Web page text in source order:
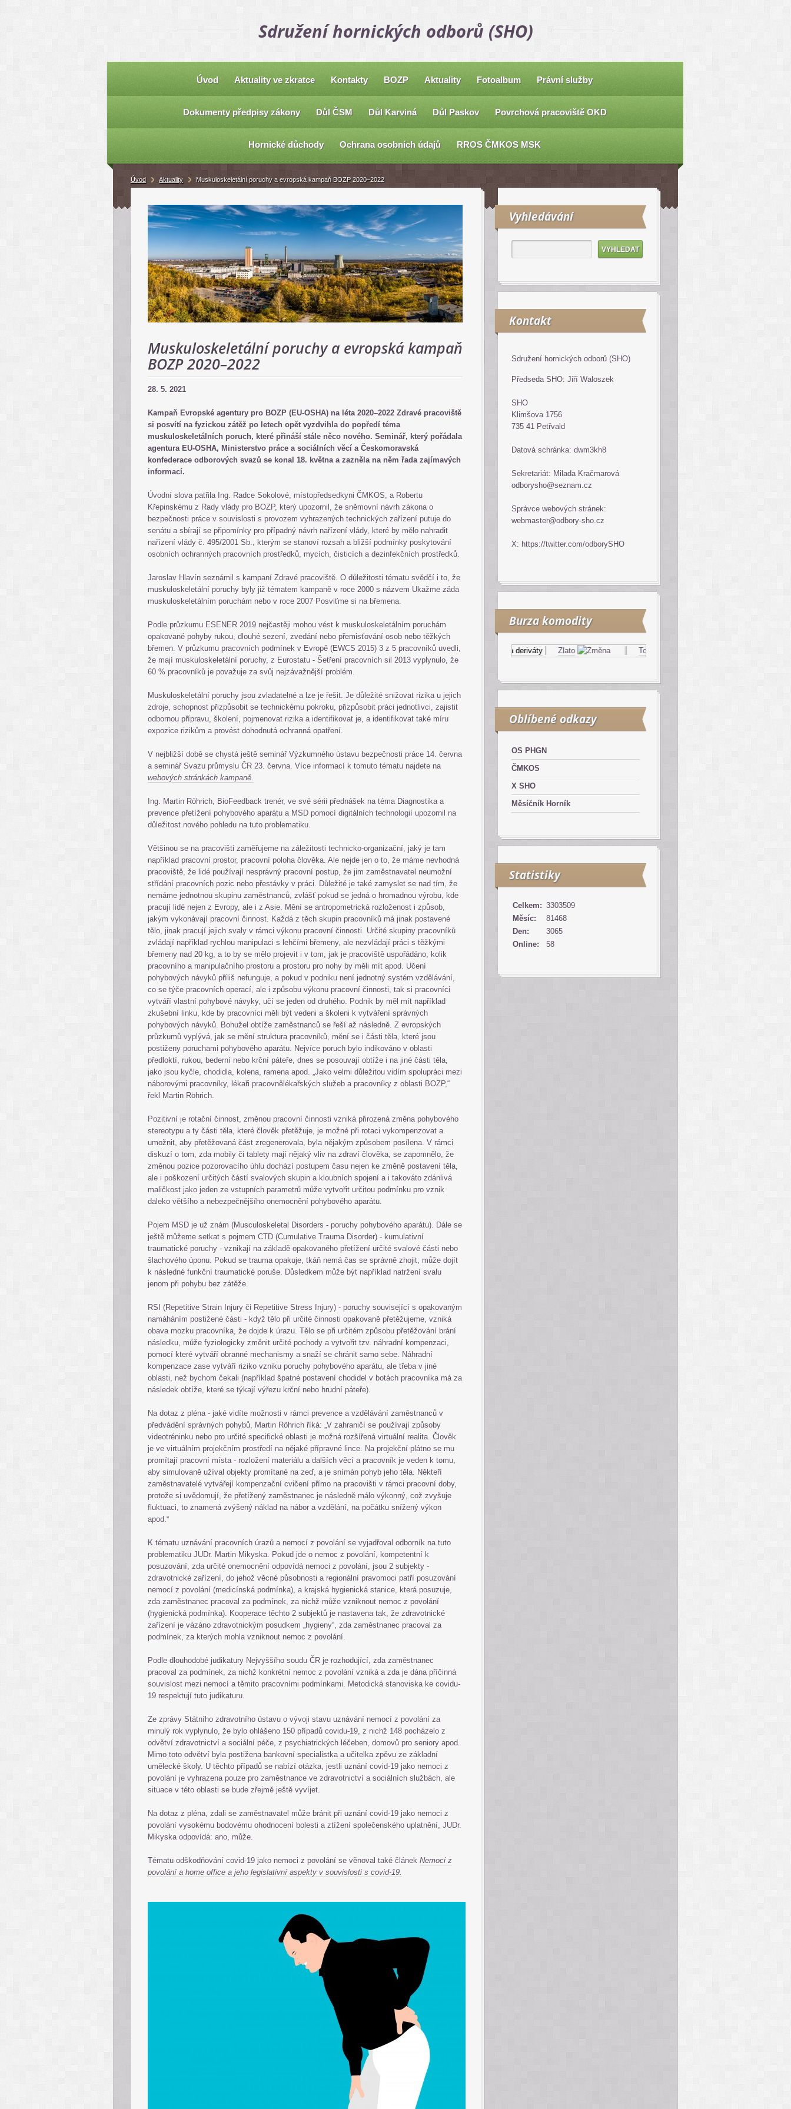
Sdružení hornických odborů (SHO)
Úvod Aktuality ve zkratce Kontakty BOZP Aktuality Fotoalbum Právní služby
Dokumenty předpisy zákony Důl ČSM Důl Karviná Důl Paskov Povrchová pracoviště OKD
Hornické důchody Ochrana osobních údajů RROS ČMKOS MSK
Muskuloskeletální poruchy a evropská kampaň
BOZP 2020–2022
28. 5. 2021
Kampaň Evropské agentury pro BOZP (EU-OSHA) na léta 2020–2022 Zdravé pracoviště
si posvítí na fyzickou zátěž po letech opět vyzdvihla do popředí téma
muskuloskeletálních poruch, které přináší stále něco nového. Seminář, který pořádala
agentura EU-OSHA, Ministerstvo práce a sociálních věcí a Českomoravská
konfederace odborových svazů se konal 18. května a zazněla na něm řada zajímavých
informací.
Úvodní slova patřila Ing. Radce Sokolové, místopředsedkyni ČMKOS, a Robertu
Křepinskému z Rady vlády pro BOZP, který upozornil, že sněmovní návrh zákona o
bezpečnosti práce v souvislosti s provozem vyhrazených technických zařízení putuje do
senátu a sbírají se připomínky pro případný návrh nařízení vlády, které by mělo nahradit
nařízení vlády č. 495/2001 Sb., kterým se stanoví rozsah a bližší podmínky poskytování
osobních ochranných pracovních prostředků, mycích, čisticích a dezinfekčních prostředků.
Jaroslav Hlavín seznámil s kampaní Zdravé pracoviště. O důležitosti tématu svědčí i to, že
muskuloskeletální poruchy byly již tématem kampaně v roce 2000 s názvem Ukažme záda
muskuloskeletálním poruchám nebo v roce 2007 Posviťme si na břemena.
Podle průzkumu ESENER 2019 nejčastěji mohou vést k muskuloskeletálním poruchám
opakované pohyby rukou, dlouhé sezení, zvedání nebo přemisťování osob nebo těžkých
břemen. V průzkumu pracovních podmínek v Evropě (EWCS 2015) 3 z 5 pracovníků uvedli,
že mají muskuloskeletální poruchy, z Eurostatu - Šetření pracovních sil 2013 vyplynulo, že
60 % pracovníků je považuje za svůj nejzávažnější problém.
Muskuloskeletální poruchy jsou zvladatelné a lze je řešit. Je důležité snižovat rizika u jejich
zdroje, schopnost přizpůsobit se technickému pokroku, přizpůsobit práci jednotlivci, zajistit
odbornou přípravu, školení, pojmenovat rizika a identifikovat je, a identifikovat také míru
expozice rizikům a provést dohodnutá ochranná opatření.
V nejbližší době se chystá ještě seminář Výzkumného ústavu bezpečnosti práce 14. června
a seminář Svazu průmyslu ČR 23. června. Více informací k tomuto tématu najdete na
webových stránkách kampaně.
Ing. Martin Röhrich, BioFeedback trenér, ve své sérii přednášek na téma Diagnostika a
prevence přetížení pohybového aparátu a MSD pomocí digitálních technologií upozornil na
důležitost nového pohledu na tuto problematiku.
Většinou se na pracovišti zaměřujeme na záležitosti technicko-organizační, jaký je tam
například pracovní prostor, pracovní poloha člověka. Ale nejde jen o to, že máme nevhodná
pracoviště, že lidé používají nesprávný pracovní postup, že jim zaměstnavatel neumožní
střídání pracovních pozic nebo přestávky v práci. Důležité je také zamyslet se nad tím, že
nemáme jednotnou skupinu zaměstnanců, zvlášť pokud se jedná o hromadnou výrobu, kde
pracují lidé nejen z Evropy, ale i z Asie. Mění se antropometrická rozloženost i způsob,
jakým vykonávají pracovní činnost. Každá z těch skupin pracovníků má jinak postavené
tělo, jinak pracují jejich svaly v rámci výkonu pracovní činnosti. Určité skupiny pracovníků
zvládají například rychlou manipulaci s lehčími břemeny, ale nezvládají práci s těžkými
břemeny nad 20 kg, a to by se mělo projevit i v tom, jak je pracoviště uspořádáno, kolik
pracovního a manipulačního prostoru a prostoru pro nohy by měli mít apod. Učení
pohybových návyků příliš nefunguje, a pokud v podniku není jednotný systém vzdělávání,
co se týče pracovních operací, ale i způsobu výkonu pracovní činnosti, tak si pracovníci
vytváří vlastní pohybové návyky, učí se jeden od druhého. Podnik by měl mít například
zkušební linku, kde by pracovníci měli být vedeni a školeni k vytváření správných
pohybových návyků. Bohužel obtíže zaměstnanců se řeší až následně. Z evropských
průzkumů vyplývá, jak se mění struktura pracovníků, mění se i části těla, které jsou
postiženy poruchami pohybového aparátu. Nejvíce poruch bylo indikováno v oblasti
předloktí, rukou, bederní nebo krční páteře, dnes se posouvají obtíže i na jiné části těla,
jako jsou kyčle, chodidla, kolena, ramena apod. „Jako velmi důležitou vidím spolupráci mezi
náborovými pracovníky, lékaři pracovnělékařských služeb a pracovníky z oblasti BOZP,“
řekl Martin Röhrich.
Pozitivní je rotační činnost, změnou pracovní činnosti vzniká přirozená změna pohybového
stereotypu a ty části těla, které člověk přetěžuje, je možné při rotaci vykompenzovat a
umožnit, aby přetěžovaná část zregenerovala, byla nějakým způsobem posílena. V rámci
diskuzí o tom, zda mobily či tablety mají nějaký vliv na zdraví člověka, se zapomnělo, že
změnou pozice pozorovacího úhlu dochází postupem času nejen ke změně postavení těla,
ale i poškození určitých částí svalových skupin a kloubních spojení a i takováto zdánlivá
maličkost jako jeden ze vstupních parametrů může vytvořit určitou podmínku pro vznik
daleko většího a nebezpečnějšího onemocnění pohybového aparátu.
Pojem MSD je už znám (Musculoskeletal Disorders - poruchy pohybového aparátu). Dále se
ještě můžeme setkat s pojmem CTD (Cumulative Trauma Disorder) - kumulativní
traumatické poruchy - vznikají na základě opakovaného přetížení určité svalové části nebo
šlachového úponu. Pokud se trauma opakuje, tkáň nemá čas se správně zhojit, může dojít
k následné funkční traumatické poruše. Důsledkem může být například natržení svalu
jenom při pohybu bez zátěže.
RSI (Repetitive Strain Injury či Repetitive Stress Injury) - poruchy související s opakovaným
namáháním postižené části - když tělo při určité činnosti opakovaně přetěžujeme, vzniká
obava mozku pracovníka, že dojde k úrazu. Tělo se při určitém způsobu přetěžování brání
následku, může fyziologicky změnit určité pochody a vytvořit tzv. náhradní kompenzaci,
pomocí které vytváří obranné mechanismy a snaží se chránit samo sebe. Náhradní
kompenzace zase vytváří riziko vzniku poruchy pohybového aparátu, ale třeba v jiné
oblasti, než bychom čekali (například špatné postavení chodidel v botách pracovníka má za
následek obtíže, které se týkají výřezu krční nebo hrudní páteře).
Na dotaz z pléna - jaké vidíte možnosti v rámci prevence a vzdělávání zaměstnanců v
předvádění správných pohybů, Martin Röhrich říká: „V zahraničí se používají způsoby
videotréninku nebo pro určité specifické oblasti je možná rozšířená virtuální realita. Člověk
je ve virtuálním projekčním prostředí na nějaké přípravné lince. Na projekční plátno se mu
promítají pracovní místa - rozložení materiálu a dalších věcí a pracovník je veden k tomu,
aby simulovaně užíval objekty promítané na zeď, a je snímán pohyb jeho těla. Někteří
zaměstnavatelé vytvářejí kompenzační cvičení přímo na pracovišti v rámci pracovní doby,
protože si uvědomují, že přetížený zaměstnanec je následně málo výkonný, což zvyšuje
fluktuaci, to znamená zvýšený náklad na nábor a vzdělání, na počátku snížený výkon
apod.“
K tématu uznávání pracovních úrazů a nemocí z povolání se vyjadřoval odborník na tuto
problematiku JUDr. Martin Mikyska. Pokud jde o nemoc z povolání, kompetentní k
posuzování, zda určité onemocnění odpovídá nemoci z povolání, jsou 2 subjekty -
zdravotnické zařízení, do jehož věcné působnosti a regionální pravomoci patří posuzování
nemocí z povolání (medicínská podmínka), a krajská hygienická stanice, která posuzuje,
zda zaměstnanec pracoval za podmínek, za nichž může vzniknout nemoc z povolání
(hygienická podmínka). Kooperace těchto 2 subjektů je nastavena tak, že zdravotnické
zařízení je vázáno zdravotnickým posudkem „hygieny“, zda zaměstnanec pracoval za
podmínek, za kterých mohla vzniknout nemoc z povolání.
Podle dlouhodobé judikatury Nejvyššího soudu ČR je rozhodující, zda zaměstnanec
pracoval za podmínek, za nichž konkrétní nemoc z povolání vzniká a zda je dána příčinná
souvislost mezi nemocí a těmito pracovními podmínkami. Metodická stanoviska ke covidu-
19 respektují tuto judikaturu.
Ze zprávy Státního zdravotního ústavu o vývoji stavu uznávání nemocí z povolání za
minulý rok vyplynulo, že bylo ohlášeno 150 případů covidu-19, z nichž 148 pocházelo z
odvětví zdravotnictví a sociální péče, z psychiatrických léčeben, domovů pro seniory apod.
Mimo toto odvětví byla postižena bankovní specialistka a učitelka zpěvu ze základní
umělecké školy. U těchto případů se nabízí otázka, jestli uznání covid-19 jako nemoci z
povolání je vyhrazena pouze pro zaměstnance ve zdravotnictví a sociálních službách, ale
situace v této oblasti se bude zřejmě ještě vyvíjet.
Na dotaz z pléna, zdali se zaměstnavatel může bránit při uznání covid-19 jako nemoci z
povolání vysokému bodovému ohodnocení bolesti a ztížení společenského uplatnění, JUDr.
Mikyska odpovídá: ano, může.
Tématu odškodňování covid-19 jako nemoci z povolání se věnoval také článek Nemoci z
povolání a home office a jeho legislativní aspekty v souvislosti s covid-19.
Vyhledávání
Kontakt
Sdružení hornických odborů (SHO)
Předseda SHO: Jiří Waloszek
SHO
Klimšova 1756
735 41 Petřvald
Datová schránka: dwm3kh8
Sekretariát: Milada Kračmarová
odborysho@seznam.cz
Správce webových stránek:
webmaster@odbory-sho.cz
X: https://twitter.com/odborySHO
Burza komodity
Kurzy.cz Komodity a deriváty Zlato Topný olej
Oblíbené odkazy
OS PHGN
ČMKOS
X SHO
Měsíčník Horník
Statistiky
Online: 58
Celkem: 3303509
Měsíc:
81468
Den:
3065
Úvod Aktuality Muskuloskeletální poruchy a evropská kampaň BOZP 2020–2022